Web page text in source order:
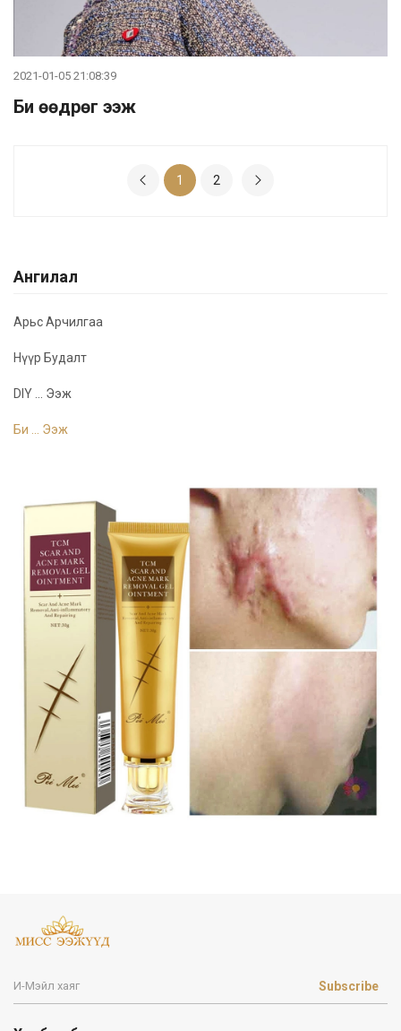
Ангилал
Арьс Арчилгаа
Нүүр Будалт
DIY ... Ээж
Би ... Ээж
2021-01-05 21:08:39
Би өөдрөг ээж
1 2
Subscribe